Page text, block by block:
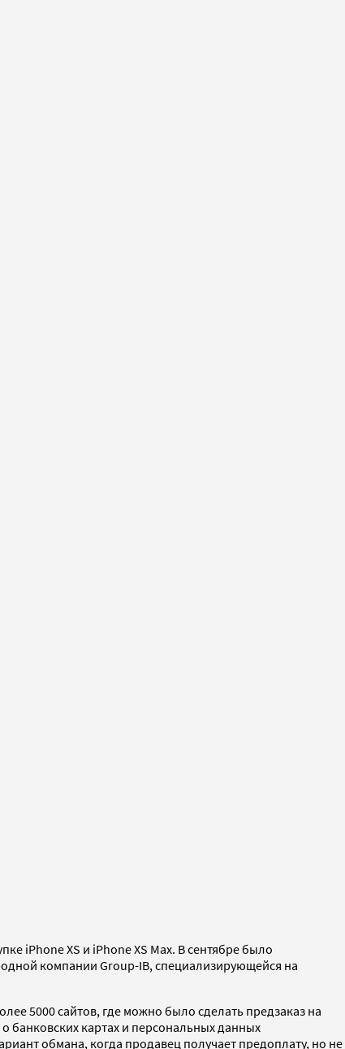
iPhone XS и iPhone XS Max. В сентябре было
компании Group-IB, специализирующейся на
5000 сайтов, где можно было сделать предзаказ на
банковских картах и персональных данных
обмана, когда продавец получает предоплату, но не